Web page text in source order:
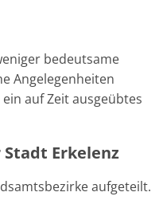
bedeutsame
Angelegenheiten
auf Zeit ausgeübtes
Erkelenz
aufgeteilt.